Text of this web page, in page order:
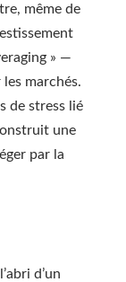
même de
» —
marchés.
de stress lié
une
par la
d’un